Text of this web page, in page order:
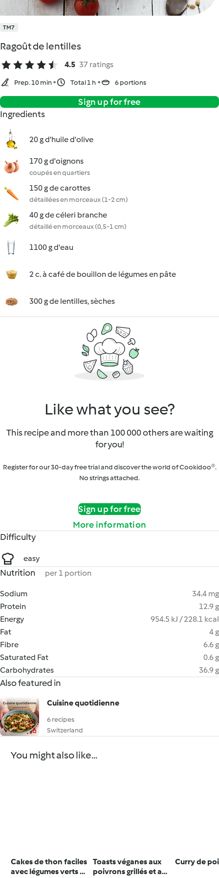
TM7
Ragoût de lentilles
4.5 37 ratings
Prep. 10 min Total 1 h 6 portions
Sign up for free
Ingredients
20 g d'huile d'olive
170 g d'oignons
coupés en quartiers
150 g de carottes
détaillées en morceaux (1-2 cm)
40 g de céleri branche
détaillé en morceaux (0,5-1 cm)
1100 g d'eau
2 c. à café de bouillon de légumes en pâte
300 g de lentilles, sèches
Like what you see?
This recipe and more than 100 000 others are waiting
for you!
Register for our 30-day free trial and discover the world of Cookidoo®.
No strings attached.
Sign up for free
More information
Difficulty
easy
Nutrition per 1 portion
Sodium
34.4 mg
Protein
12.9 g
Energy
954.5 kJ / 228.1 kcal
Fat
4 g
Fibre
6.6 g
Saturated Fat
0.6 g
Carbohydrates
36.9 g
Also featured in
Cuisine quotidienne
6 recipes
Switzerland
You might also like...
Cakes de thon faciles
avec légumes verts et
Toasts véganes aux
poivrons grillés et aux
Curry de